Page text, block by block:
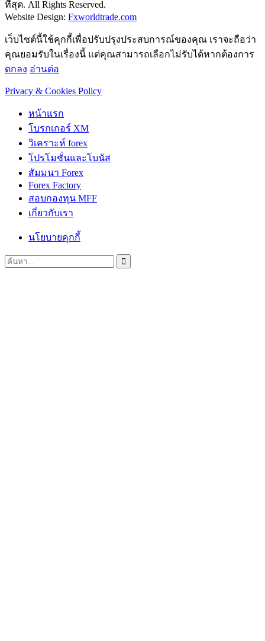
ที่สุด. All Rights Reserved.
Website Design: Fxworldtrade.com
เว็บไซต์นี้ใช้คุกกี้เพื่อปรับปรุงประสบการณ์ของคุณ เราจะถือว่า
คุณยอมรับในเรื่องนี้ แต่คุณสามารถเลือกไม่รับได้หากต้องการ
ตกลง อ่านต่อ
Privacy & Cookies Policy
หน้าแรก
โบรกเกอร์ XM
วิเคราะห์ forex
โปรโมชั่นและโบนัส
สัมมนา Forex
Forex Factory
สอบกองทุน MFF
เกี่ยวกับเรา
นโยบายคุกกี้